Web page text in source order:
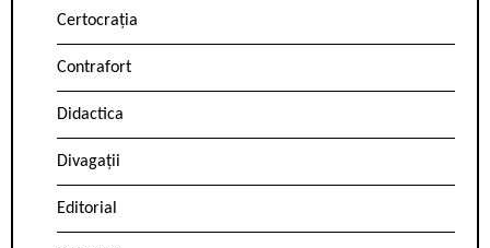
Certocrația
Contrafort
Didactica
Divagații
Editorial